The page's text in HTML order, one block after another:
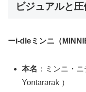
ビジュアルと圧
ーi-dleミンニ（
本名 ：ミンニ・
Yontararak ）